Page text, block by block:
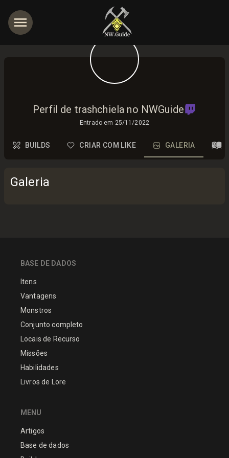
Perfil de trashchiela no NWGuide
Entrado em 25/11/2022
BUILDS CRIAR COM LIKE GALERIA
Galeria
BASE DE DADOS
Itens
Vantagens
Monstros
Conjunto completo
Locais de Recurso
Missões
Habilidades
Livros de Lore
MENU
Artigos
Base de dados